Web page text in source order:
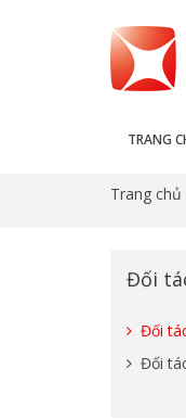
TRANG
Trang chủ
Đối
Đối
Đối